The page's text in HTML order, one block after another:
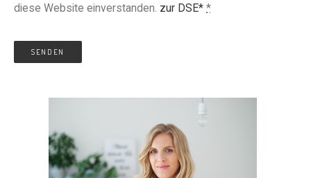
diese Website einverstanden. zur DSE* *